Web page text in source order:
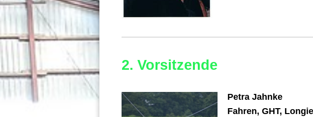
2. Vorsitzende
Petra Jahnke
Fahren, GHT,